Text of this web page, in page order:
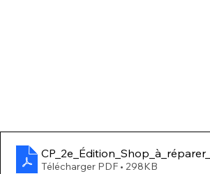
Télécharger PDF • 298KB